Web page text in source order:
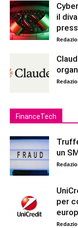
il
FinanceTech
un
per